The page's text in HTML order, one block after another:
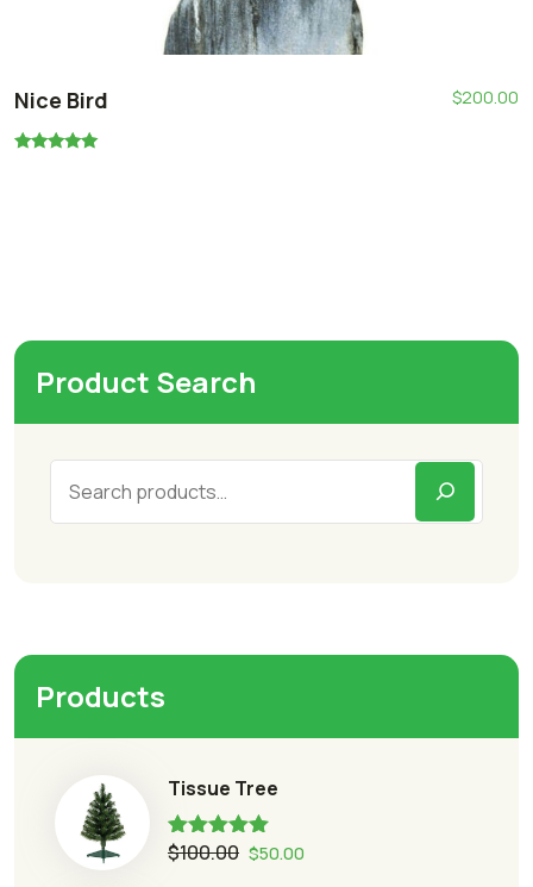
Nice Bird $200.00
Product Search
Products
Tissue Tree
Rated5.00
$100.00 $50.00